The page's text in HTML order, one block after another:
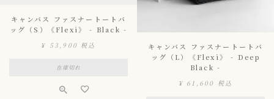
キャンバス ファスナートートバ
ッグ（S）《Flexi》 - Black -
¥ 53,900 税込
在庫切れ
キャンバス ファスナートートバ
ッグ（L）《Flexi》 - Deep
Black -
¥ 61,600 税込